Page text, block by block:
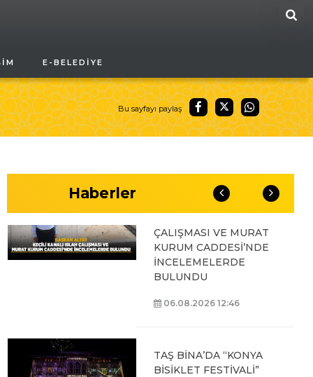
E-BELEDIYE
Bu sayfayı paylaş
Haberler
OYUNLARI’NIN FİNAL
TURUNDA
ÖĞRENCİLERİN
HEYECANINI PAYLAŞTI
BAŞKAN ALTAY, KEÇİLİ
ÇALIŞMASI VE MURAT
KURUM CADDESİ’NDE
İNCELEMELERDE
BULUNDU
06.08.2026 12:46
TAŞ BİNA’DA “KONYA
BİSİKLET FESTİVALİ”